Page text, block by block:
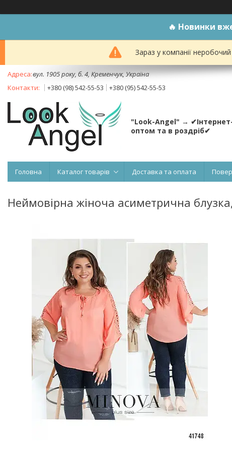
🔥 Новинки
Зараз у компанії
вул. 1905 року, б. 4, Кременчук, Україна
+380 (98) 542-55-53
+380 (95) 542-55-53
"Look-Angel" →
оптом та в роздріб✔
Головна Каталог товарів Доставка та оплата
Неймовірна жіноча асиметрична